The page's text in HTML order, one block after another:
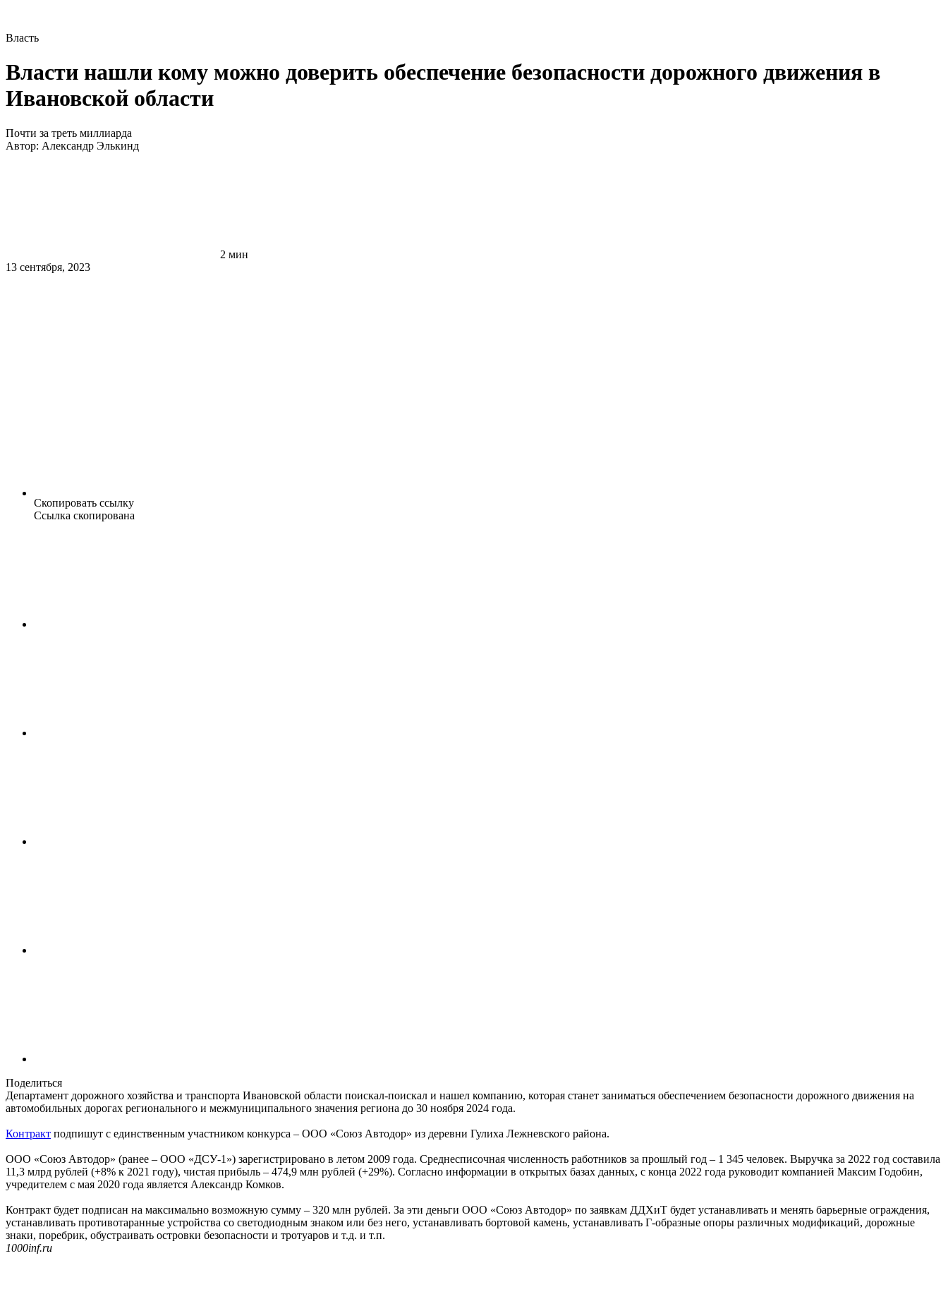
Власть
Власти нашли кому можно доверить обеспечение безопасности дорожного движения в
Ивановской области
Почти за треть миллиарда
Автор: Александр Элькинд
2 мин
13 сентября, 2023
Скопировать ссылку
Ссылка скопирована
Поделиться
Департамент дорожного хозяйства и транспорта Ивановской области поискал-поискал и нашел компанию, которая станет заниматься обеспечением безопасности дорожного движения на
автомобильных дорогах регионального и межмуниципального значения региона до 30 ноября 2024 года.
Контракт подпишут с единственным участником конкурса – ООО «Союз Автодор» из деревни Гулиха Лежневского района.
ООО «Союз Автодор» (ранее – ООО «ДСУ-1») зарегистрировано в летом 2009 года. Среднесписочная численность работников за прошлый год – 1 345 человек. Выручка за 2022 год составила
11,3 млрд рублей (+8% к 2021 году), чистая прибыль – 474,9 млн рублей (+29%). Согласно информации в открытых базах данных, с конца 2022 года руководит компанией Максим Годобин,
учредителем с мая 2020 года является Александр Комков.
Контракт будет подписан на максимально возможную сумму – 320 млн рублей. За эти деньги ООО «Союз Автодор» по заявкам ДДХиТ будет устанавливать и менять барьерные ограждения,
устанавливать противотаранные устройства со светодиодным знаком или без него, устанавливать бортовой камень, устанавливать Г-образные опоры различных модификаций, дорожные
знаки, поребрик, обустраивать островки безопасности и тротуаров и т.д. и т.п.
1000inf.ru